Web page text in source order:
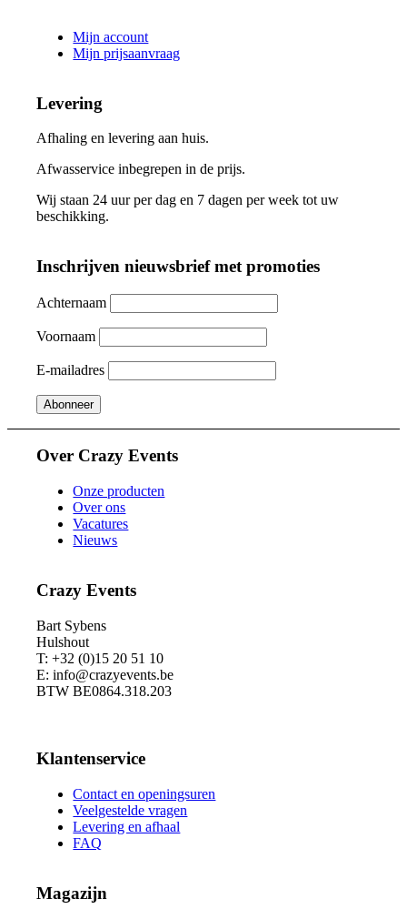
Mijn account
Mijn prijsaanvraag
Levering
Afhaling en levering aan huis.
Afwasservice inbegrepen in de prijs.
Wij staan 24 uur per dag en 7 dagen per week tot uw
beschikking.
Inschrijven nieuwsbrief met promoties
Achternaam
Voornaam
E-mailadres
Over Crazy Events
Onze producten
Over ons
Vacatures
Nieuws
Crazy Events
Bart Sybens
Hulshout
T: +32 (0)15 20 51 10
E: info@crazyevents.be
BTW BE0864.318.203
Klantenservice
Contact en openingsuren
Veelgestelde vragen
Levering en afhaal
FAQ
Magazijn